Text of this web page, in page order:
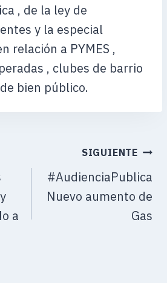
, de la ley de
y la especial
relación a PYMES ,
, clubes de barrio
bien público.
a
SIGUIENTE
#AudienciaPublica
Nuevo aumento de
Gas